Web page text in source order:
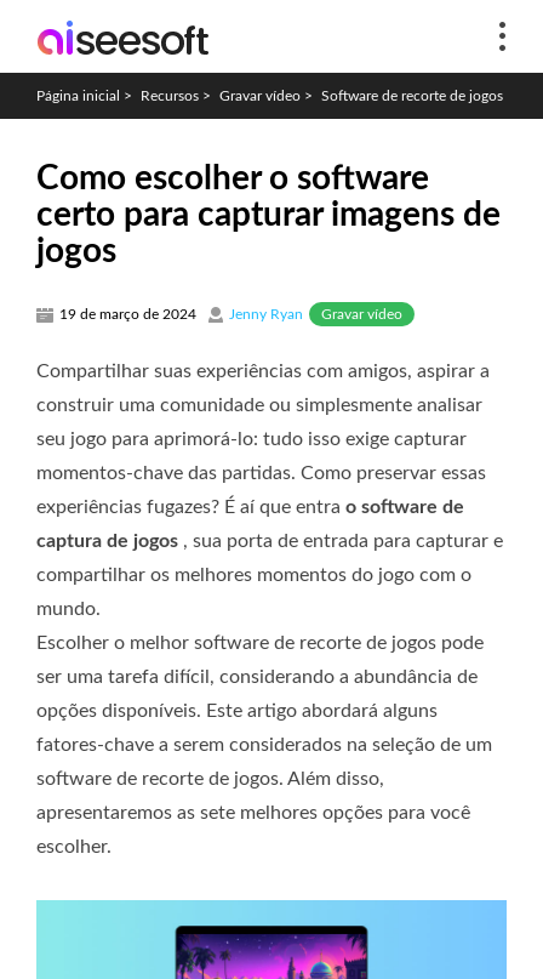
Página inicial > Recursos > Gravar vídeo > Software de recorte de jogos
Como escolher o software
certo para capturar imagens de
jogos
19 de março de 2024 Jenny Ryan Gravar vídeo
Compartilhar suas experiências com amigos, aspirar a
construir uma comunidade ou simplesmente analisar
seu jogo para aprimorá-lo: tudo isso exige capturar
momentos-chave das partidas. Como preservar essas
experiências fugazes? É aí que entra o software de
captura de jogos , sua porta de entrada para capturar e
compartilhar os melhores momentos do jogo com o
mundo.
Escolher o melhor software de recorte de jogos pode
ser uma tarefa difícil, considerando a abundância de
opções disponíveis. Este artigo abordará alguns
fatores-chave a serem considerados na seleção de um
software de recorte de jogos. Além disso,
apresentaremos as sete melhores opções para você
escolher.